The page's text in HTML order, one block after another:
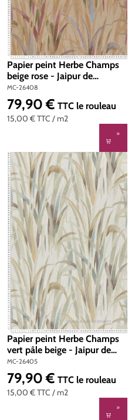
Papier peint Herbe Champs
beige rose - Jaipur de
Montecolino | Réf. MC-
26408
MC-26408
15,00 €TTC / m2
Prix régulier :
79,90 € TTC le rouleau
Papier peint Herbe Champs
vert pâle beige - Jaipur de
Montecolino | Réf. MC-
26405
MC-26405
15,00 €TTC / m2
Prix régulier :
79,90 € TTC le rouleau